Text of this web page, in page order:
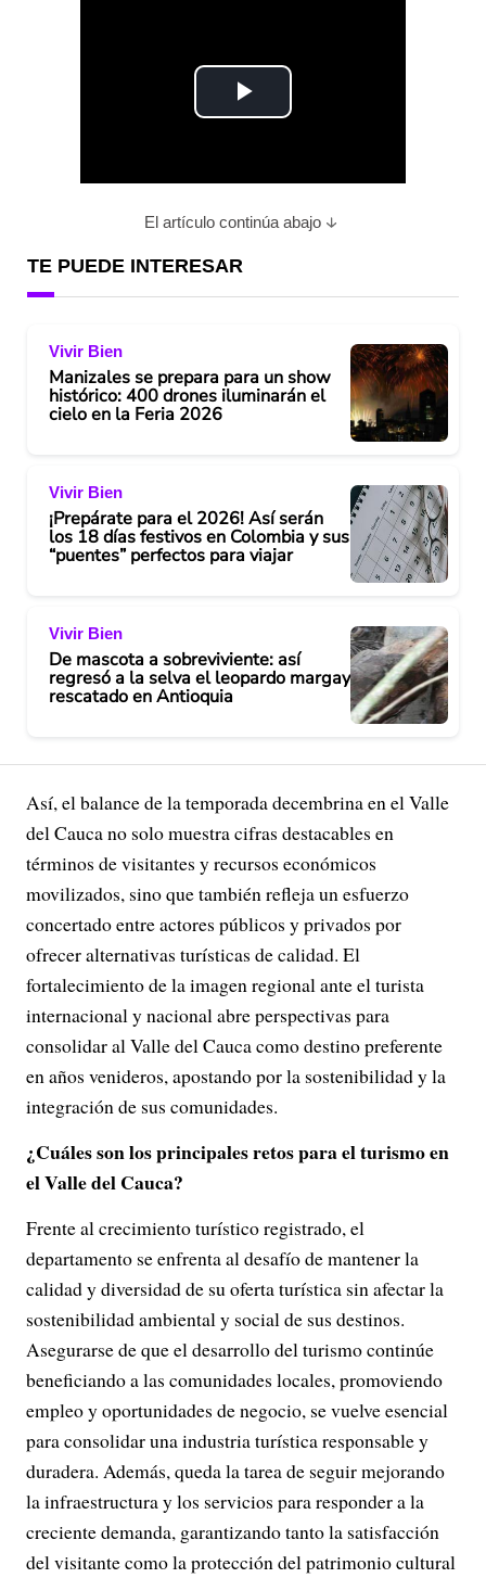
P
a
d
o
El artículo continúa abajo
TE PUEDE INTERESAR
Vivir Bien
Manizales se prepara para un show
histórico: 400 drones iluminarán el
cielo en la Feria 2026
Vivir Bien
¡Prepárate para el 2026! Así serán
los 18 días festivos en Colombia y sus
“puentes” perfectos para viajar
Vivir Bien
De mascota a sobreviviente: así
regresó a la selva el leopardo margay
rescatado en Antioquia
Así, el balance de la temporada decembrina en el Valle
del Cauca no solo muestra cifras destacables en
términos de visitantes y recursos económicos
movilizados, sino que también refleja un esfuerzo
concertado entre actores públicos y privados por
ofrecer alternativas turísticas de calidad. El
fortalecimiento de la imagen regional ante el turista
internacional y nacional abre perspectivas para
consolidar al Valle del Cauca como destino preferente
en años venideros, apostando por la sostenibilidad y la
integración de sus comunidades.
¿Cuáles son los principales retos para el turismo en
el Valle del Cauca?
Frente al crecimiento turístico registrado, el
departamento se enfrenta al desafío de mantener la
calidad y diversidad de su oferta turística sin afectar la
sostenibilidad ambiental y social de sus destinos.
Asegurarse de que el desarrollo del turismo continúe
beneficiando a las comunidades locales, promoviendo
empleo y oportunidades de negocio, se vuelve esencial
para consolidar una industria turística responsable y
duradera. Además, queda la tarea de seguir mejorando
la infraestructura y los servicios para responder a la
creciente demanda, garantizando tanto la satisfacción
del visitante como la protección del patrimonio cultural